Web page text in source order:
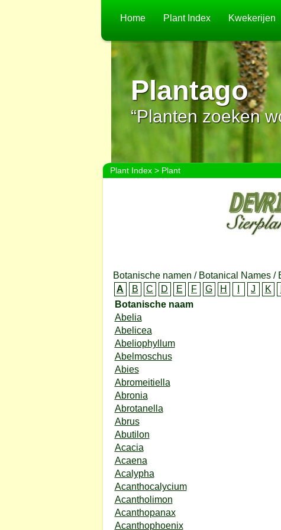
Home Plant Index Kwekerijen
Plantago
“Planten zoeken
Plant Index> Plant
Botanische namen / Botanical Names
A
B C D E F G H J K
Botanische naam
Abelia
Abelicea
Abeliophyllum
Abelmoschus
Abies
Abromeitiella
Abronia
Abrotanella
Abrus
Abutilon
Acacia
Acaena
Acalypha
Acanthocalycium
Acantholimon
Acanthopanax
Acanthophoenix